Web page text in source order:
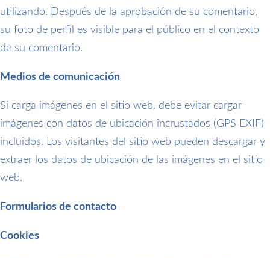
utilizando. Después de la aprobación de su comentario,
su foto de perfil es visible para el público en el contexto
de su comentario.
Medios de comunicación
Si carga imágenes en el sitio web, debe evitar cargar
imágenes con datos de ubicación incrustados (GPS EXIF)
incluidos. Los visitantes del sitio web pueden descargar y
extraer los datos de ubicación de las imágenes en el sitio
web.
Formularios de contacto
Cookies